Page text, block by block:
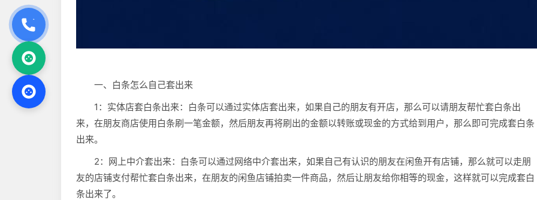
一、白条怎么自己套出来
1：实体店套白条出来：白条可以通过实体店套出来，如果自己的朋友有开店，那么可以请朋友帮忙套白条出
来，在朋友商店使用白条刷一笔金额，然后朋友再将刷出的金额以转账或现金的方式给到用户，那么即可完成套白条
出来。
2：网上中介套出来：白条可以通过网络中介套出来，如果自己有认识的朋友在闲鱼开有店铺，那么就可以走朋
友的店铺支付帮忙套白条出来，在朋友的闲鱼店铺拍卖一件商品，然后让朋友给你相等的现金，这样就可以完成套白
条出来了。